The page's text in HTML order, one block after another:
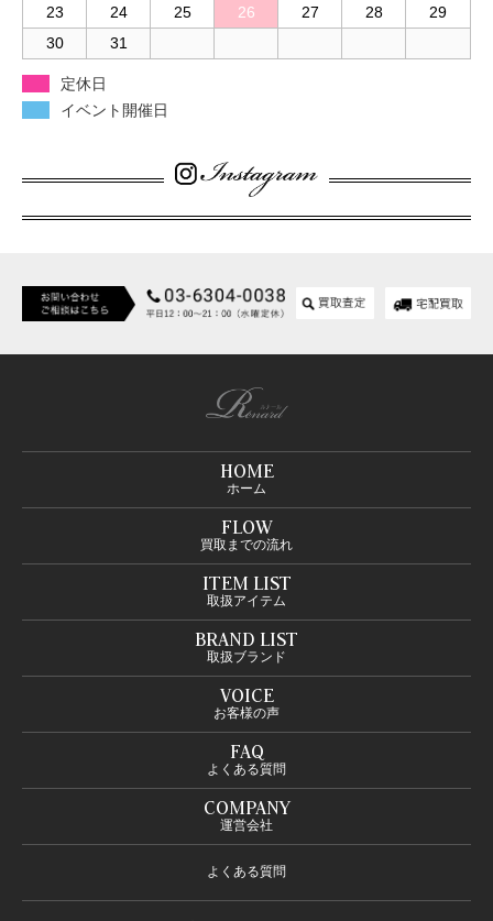
23
24 25 26 27 28
29
30
31
定休日
イベント開催日
HOME
ホーム
FLOW
買取までの流れ
ITEM LIST
取扱アイテム
BRAND LIST
取扱ブランド
VOICE
お客様の声
FAQ
よくある質問
COMPANY
運営会社
よくある質問